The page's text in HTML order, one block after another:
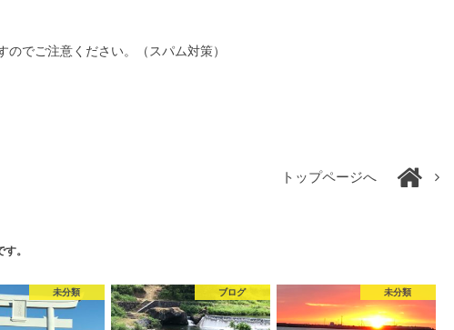
でご注意ください。（スパム対策）
トップページへ
。
未分類 ブログ 未分類